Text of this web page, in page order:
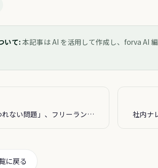
いて: 本記事は AI を活用して作成し、forva AI
ない問題」、フリーランス
たこと
社内ナ
に戻る